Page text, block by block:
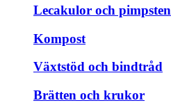
Lecakulor och pimpsten
Kompost
Växtstöd och bindtråd
Brätten och krukor